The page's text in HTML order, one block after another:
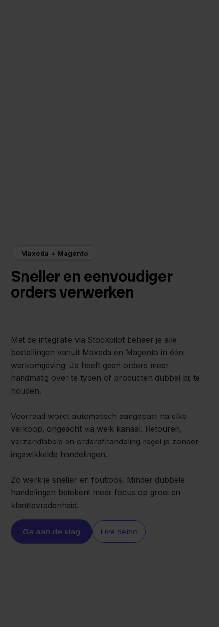
Maxeda + Magento
Sneller en eenvoudiger
orders verwerken
Met de integratie via Stockpilot beheer je alle
bestellingen vanuit Maxeda en Magento in één
werkomgeving. Je hoeft geen orders meer
handmatig over te typen of producten dubbel bij te
houden.
Voorraad wordt automatisch aangepast na elke
verkoop, ongeacht via welk kanaal. Retouren,
verzendlabels en orderafhandeling regel je zonder
ingewikkelde handelingen.
Zo werk je sneller en foutloos. Minder dubbele
handelingen betekent meer focus op groei en
klanttevredenheid.
Ga aan de slag Live demo